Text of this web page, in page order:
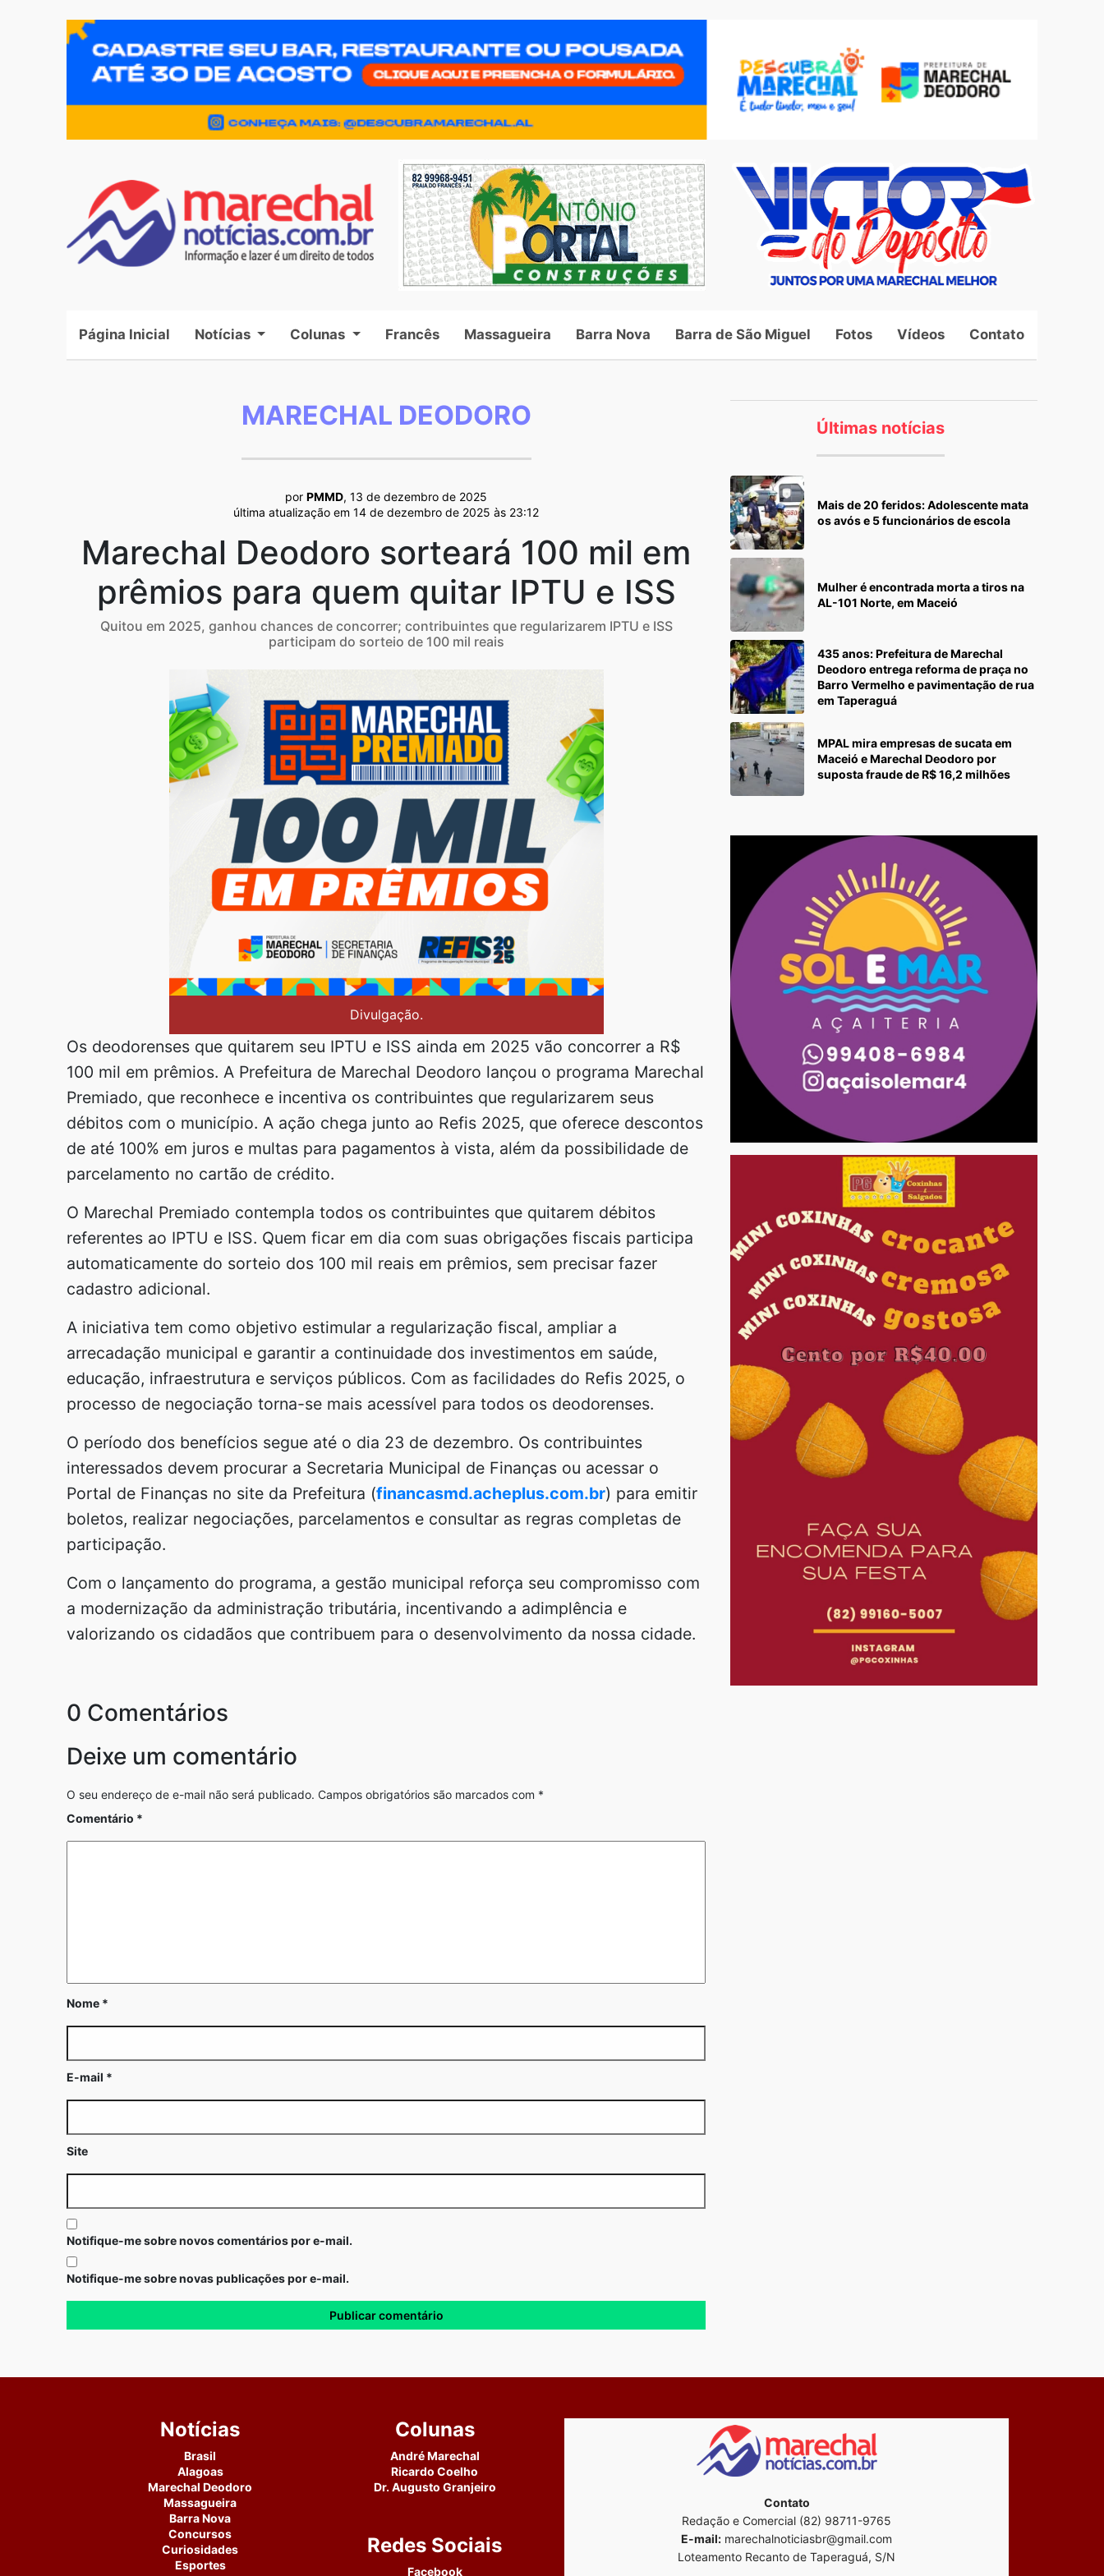
Página Inicial (current)
Notícias Colunas Francês Massagueira Barra Nova Barra de São Miguel Fotos Vídeos Contato
MARECHAL DEODORO
por PMMD, 13 de dezembro de 2025
última atualização em 14 de dezembro de 2025 às 23:12
Marechal Deodoro sorteará 100 mil em
prêmios para quem quitar IPTU e ISS
Quitou em 2025, ganhou chances de concorrer; contribuintes que regularizarem IPTU e ISS
participam do sorteio de 100 mil reais
Divulgação.
Os deodorenses que quitarem seu IPTU e ISS ainda em 2025 vão concorrer a R$
100 mil em prêmios. A Prefeitura de Marechal Deodoro lançou o programa Marechal
Premiado, que reconhece e incentiva os contribuintes que regularizarem seus
débitos com o município. A ação chega junto ao Refis 2025, que oferece descontos
de até 100% em juros e multas para pagamentos à vista, além da possibilidade de
parcelamento no cartão de crédito.
O Marechal Premiado contempla todos os contribuintes que quitarem débitos
referentes ao IPTU e ISS. Quem ficar em dia com suas obrigações fiscais participa
automaticamente do sorteio dos 100 mil reais em prêmios, sem precisar fazer
cadastro adicional.
A iniciativa tem como objetivo estimular a regularização fiscal, ampliar a
arrecadação municipal e garantir a continuidade dos investimentos em saúde,
educação, infraestrutura e serviços públicos. Com as facilidades do Refis 2025, o
processo de negociação torna-se mais acessível para todos os deodorenses.
O período dos benefícios segue até o dia 23 de dezembro. Os contribuintes
interessados devem procurar a Secretaria Municipal de Finanças ou acessar o
Portal de Finanças no site da Prefeitura (financasmd.acheplus.com.br) para emitir
boletos, realizar negociações, parcelamentos e consultar as regras completas de
participação.
Com o lançamento do programa, a gestão municipal reforça seu compromisso com
a modernização da administração tributária, incentivando a adimplência e
valorizando os cidadãos que contribuem para o desenvolvimento da nossa cidade.
0 Comentários
Deixe um comentário
O seu endereço de e-mail não será publicado. Campos obrigatórios são marcados com *
Comentário *
Nome *
E-mail *
Site
Notifique-me sobre novos comentários por e-mail.
Notifique-me sobre novas publicações por e-mail.
Últimas notícias
Mais de 20 feridos: Adolescente mata
os avós e 5 funcionários de escola
Mulher é encontrada morta a tiros na
AL-101 Norte, em Maceió
435 anos: Prefeitura de Marechal
Deodoro entrega reforma de praça no
Barro Vermelho e pavimentação de rua
em Taperaguá
MPAL mira empresas de sucata em
Maceió e Marechal Deodoro por
suposta fraude de R$ 16,2 milhões
Notícias
Brasil
Alagoas
Marechal Deodoro
Massagueira
Barra Nova
Concursos
Curiosidades
Esportes
Colunas
André Marechal
Ricardo Coelho
Dr. Augusto Granjeiro
Redes Sociais
Facebook
Contato
Redação e Comercial (82) 98711-9765
E-mail: marechalnoticiasbr@gmail.com
Loteamento Recanto de Taperaguá, S/N